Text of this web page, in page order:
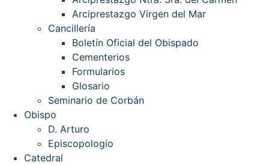
Arciprestazgo Virgen del Mar
Cancillería
Boletín Oficial del Obispado
Cementerios
Formularios
Glosario
Seminario de Corbán
Obispo
D. Arturo
Episcopologio
Catedral